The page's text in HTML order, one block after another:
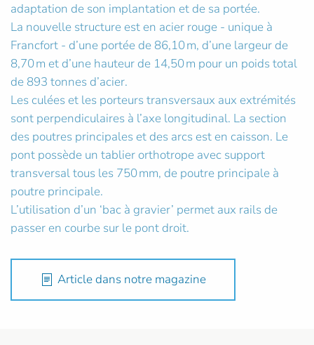
adaptation de son implantation et de sa portée.
La nouvelle structure est en acier rouge - unique à
Francfort - d’une portée de 86,10 m, d’une largeur de
8,70 m et d’une hauteur de 14,50 m pour un poids total
de 893 tonnes d’acier.
Les culées et les porteurs transversaux aux extrémités
sont perpendiculaires à l’axe longitudinal. La section
des poutres principales et des arcs est en caisson. Le
pont possède un tablier orthotrope avec support
transversal tous les 750 mm, de poutre principale à
poutre principale.
L’utilisation d’un ‘bac à gravier’ permet aux rails de
passer en courbe sur le pont droit.
Article dans notre magazine